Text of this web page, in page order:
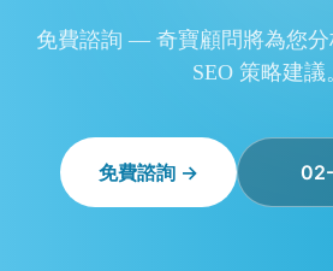
免費諮詢 — 奇寶顧問將為您
SEO 策略建議
免費諮詢 →